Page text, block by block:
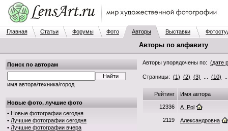
Главная Статьи Форумы Фото Авторы Выставки
Авторы по алфавиту
Поиск по авторам
имя автора/техника/город
Новые фото, лучшие фото
• Новые фотографии сегодня
• Лучшие фотографии сегодня
• Лучшие фотографии вчера
Авторы упорядочены по: (дате
Страницы: (1) (2) (3) (10)
Рейтинг Имя автора
12336 A_Pol
2119 Aлександровна